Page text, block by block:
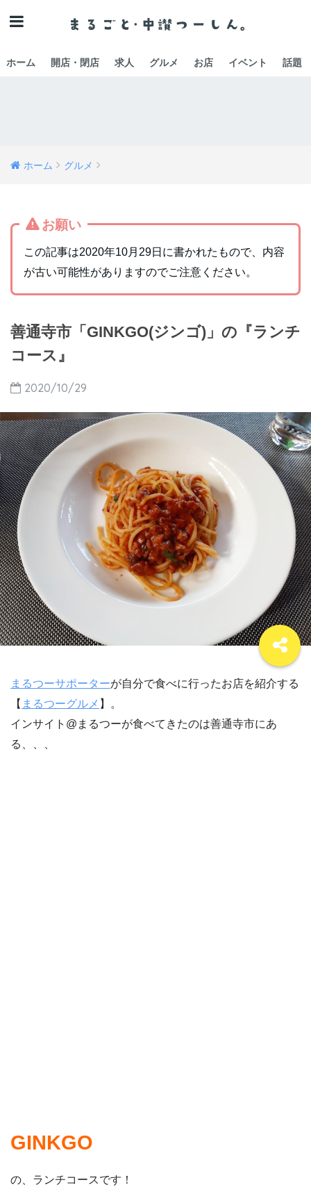
ホーム 開店・閉店 求人 グルメ お店 イベント 話題
ホーム グルメ
お願い
この記事は2020年10月29日に書かれたもので、内容
が古い可能性がありますのでご注意ください。
善通寺市「GINKGO(ジンゴ)」の『ランチ
コース』
2020/10/29
まるつーサポーターが自分で食べに行ったお店を紹介する
【 まるつーグルメ 】。
インサイト@まるつーが食べてきたのは善通寺市にあ
る、、、
GINKGO
の、ランチコースです！